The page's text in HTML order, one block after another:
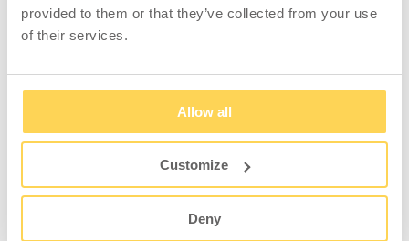
provided to them or that they’ve collected from your use
of their services.
Allow all
Customize
Deny
Garageinredning
Homeworx Spårpanel
lagerstatus
Garageinredning
Homeworx Spårpanel
Komplett 2
lagerstatus